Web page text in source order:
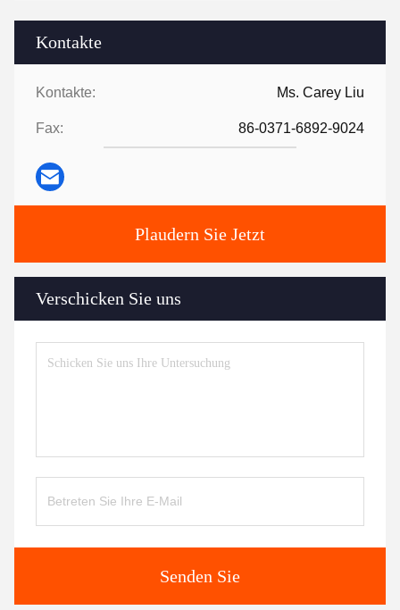
Kontakte
Kontakte: Ms. Carey Liu
Fax: 86-0371-6892-9024
Plaudern Sie Jetzt
Verschicken Sie uns
Senden Sie